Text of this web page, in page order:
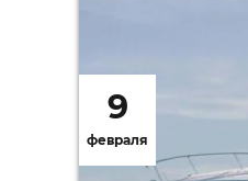
9
февраля